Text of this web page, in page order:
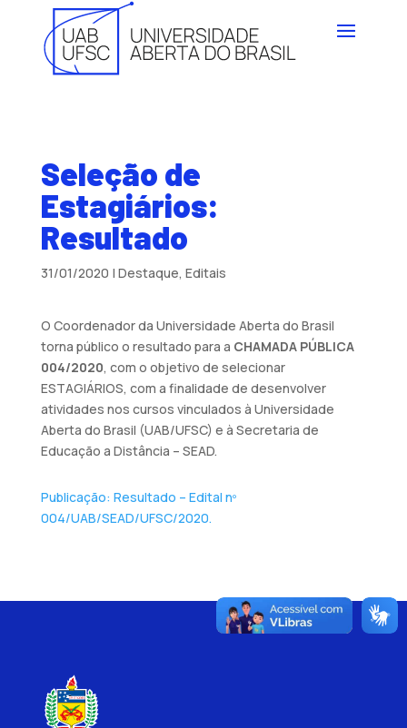
Seleção de
Estagiários:
Resultado
31/01/2020 | Destaque, Editais
O Coordenador da Universidade Aberta do Brasil
torna público o resultado para a CHAMADA PÚBLICA
004/2020, com o objetivo de selecionar
ESTAGIÁRIOS, com a finalidade de desenvolver
atividades nos cursos vinculados à Universidade
Aberta do Brasil (UAB/UFSC) e à Secretaria de
Educação a Distância – SEAD.
Publicação: Resultado – Edital nº
004/UAB/SEAD/UFSC/2020.